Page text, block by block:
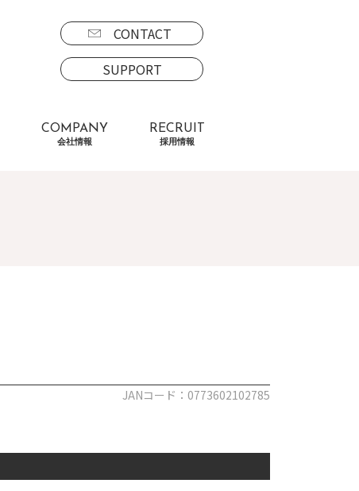
CONTACT
SUPPORT
COMPANY
会社情報
RECRUIT
採用情報
JANコード：0773602102785